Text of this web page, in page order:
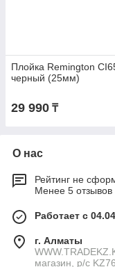
Плойка Remington
черный (25мм)
29 990 ₸
О нас
Рейтинг не
Менее 5 отзывов
Работает с
г. Алматы
магазин, р/с